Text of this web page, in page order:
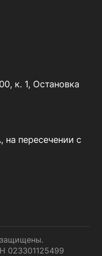
к. 1, Остановка
на пересечении с